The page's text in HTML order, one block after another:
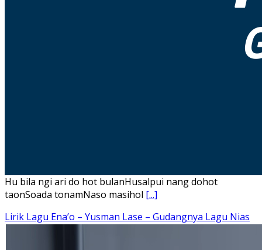
Hu bila ngi ari do hot bulanHusalpui nang dohot
taonSoada tonamNaso masihol [...]
Lirik Lagu Ena’o – Yusman Lase – Gudangnya Lagu Nias